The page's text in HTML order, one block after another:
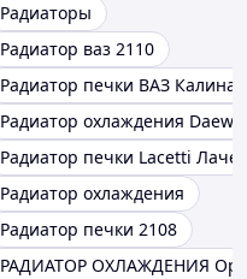
Радиаторы
Радиатор ваз 2110
Радиатор печки ВАЗ Калина
Радиатор охлаждения
Радиатор печки Lacetti
Радиатор охлаждения
Радиатор печки 2108
РАДИАТОР ОХЛАЖДЕНИЯ